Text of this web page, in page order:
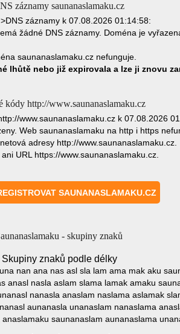
záznamy saunanaslamaku.cz
záznamy k 07.08.2026 01:14:58:
žádné DNS záznamy. Doména je
saunanaslamaku.cz nefunguje.
lhůtě nebo již expirovala a lze ji znovu
kódy http://www.saunanaslamaku.cz
www.saunanaslamaku.cz k 07.08.2026
Web saunanaslamaku na http i https
adresy http://www.saunanaslamaku.cz.
URL https://www.saunanaslamaku.cz.
- skupiny znaků
Skupiny znaků podle délky
nan ana nas asl sla lam ama mak aku
anasl nasla aslam slama lamak amaku
nanasla anaslam naslama aslamak
aunanasla unanaslam nanaslama
saunanaslam aunanaslama